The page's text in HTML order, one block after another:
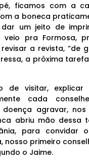
ficamos com a
a boneca
um jeito de
veio pra Formosa,
a revista, “de
a próxima
de visitar,
cada
agravar, nos
abriu mão dessa
para convidar
nosso primeiro
o Jaime.